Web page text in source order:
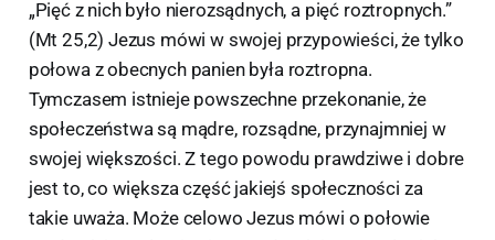
„Pięć z nich było nierozsądnych, a pięć roztropnych.”
(Mt 25,2) Jezus mówi w swojej przypowieści, że tylko
połowa z obecnych panien była roztropna.
Tymczasem istnieje powszechne przekonanie, że
społeczeństwa są mądre, rozsądne, przynajmniej w
swojej większości. Z tego powodu prawdziwe i dobre
jest to, co większa część jakiejś społeczności za
takie uważa. Może celowo Jezus mówi o połowie